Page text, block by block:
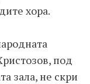
хора.
под
зала, не скри